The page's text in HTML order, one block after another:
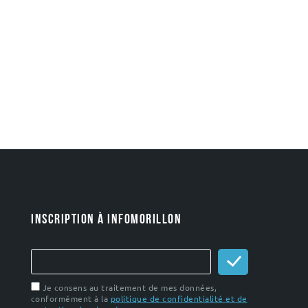
INSCRIPTION À INFOMORILLON
Je consens au traitement de mes données,
conformément à la politique de confidentialité et de